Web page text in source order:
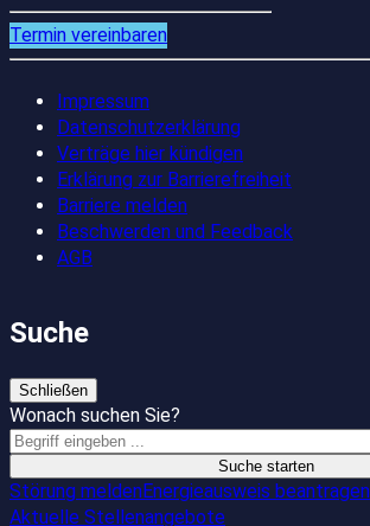
Termin vereinbaren
Impressum
Datenschutzerklärung
Verträge hier kündigen
Erklärung zur Barrierefreiheit
Barriere melden
Beschwerden und Feedback
AGB
Suche
Schließen
Wonach suchen Sie?
Suche starten
Störung meldenEnergieausweis beantragen
Aktuelle Stellenangebote